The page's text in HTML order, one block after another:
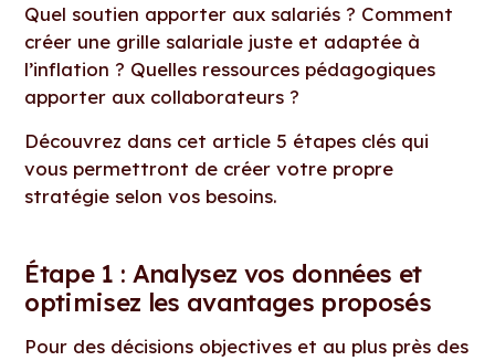
Quel soutien apporter aux salariés ? Comment
créer une grille salariale juste et adaptée à
l’inflation ? Quelles ressources pédagogiques
apporter aux collaborateurs ?
Découvrez dans cet article 5 étapes clés qui
vous permettront de créer votre propre
stratégie selon vos besoins.
Étape 1 : Analysez vos données et
optimisez les avantages proposés
Pour des décisions objectives et au plus près des